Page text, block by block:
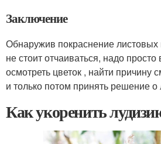
Заключение
Обнаружив покраснение листовых
не стоит отчаиваться, надо
осмотреть цветок , найти причину
и только потом принять решение о
Как укоренить